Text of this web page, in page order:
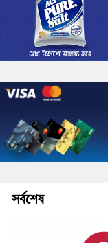
সর্বশেষ